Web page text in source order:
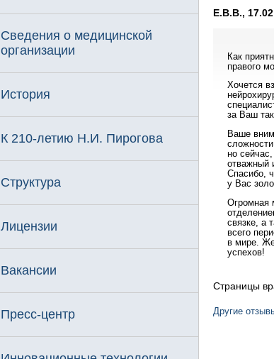
Сведения о медицинской
организации
История
К 210-летию Н.И. Пирогова
Структура
Лицензии
Вакансии
Пресс-центр
Е.В.В.,
Как
правого
Хочется
за Ваш
Ваше
но
отважный
Спасибо,
у Вас
Огромная
связке, а
всего
в мире.
успехов!
Страницы
Другие